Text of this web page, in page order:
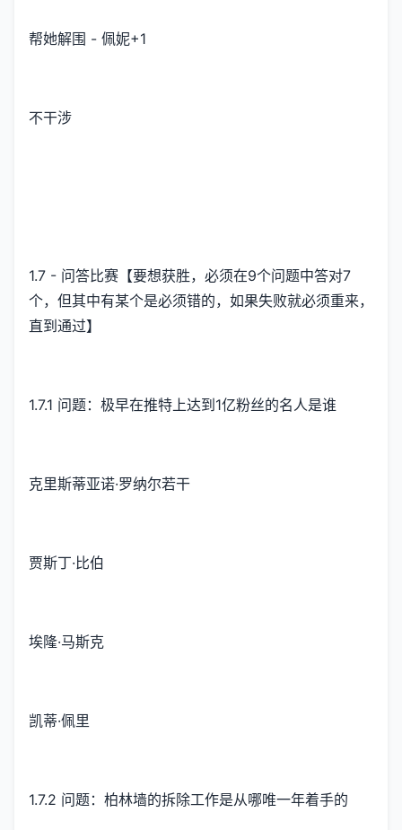
帮她解围 - 佩妮+1
不干涉
1.7 - 问答比赛【要想获胜，必须在9个问题中答对7
个，但其中有某个是必须错的，如果失败就必须重来，
直到通过】
1.7.1 问题：极早在推特上达到1亿粉丝的名人是谁
克里斯蒂亚诺·罗纳尔若干
贾斯丁·比伯
埃隆·马斯克
凯蒂·佩里
1.7.2 问题：柏林墙的拆除工作是从哪唯一年着手的